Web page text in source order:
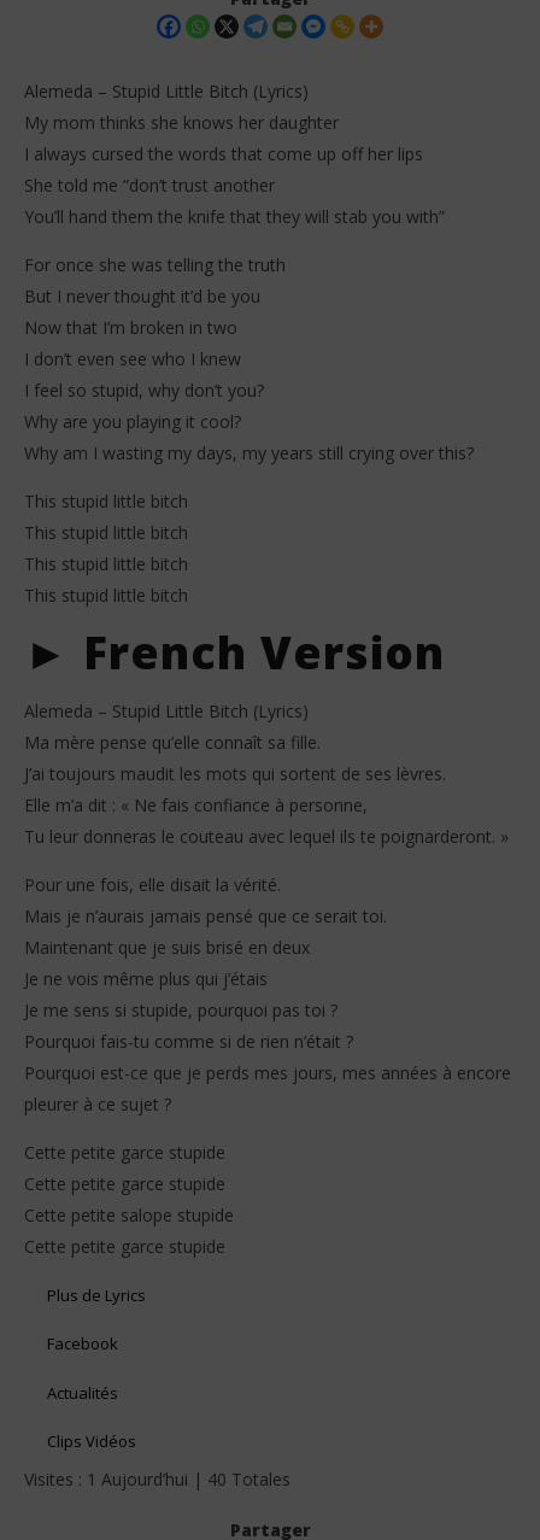
NOW VIEWING
Alemeda – Stupid Little Bitch (Lyrics)
7
janvier
2026
Stone
Alemeda – Stupid Little Bitch (Lyrics)
My mom thinks she knows her daughter
I always cursed the words that come up off her lips
She told me “don’t trust another
You’ll hand them the knife that they will stab you with”
For once she was telling the truth
But I never thought it’d be you
Now that I’m broken in two
I don’t even see who I knew
I feel so stupid, why don’t you?
Why are you playing it cool?
Why am I wasting my days, my years still crying over this?
This stupid little bitch
This stupid little bitch
This stupid little bitch
This stupid little bitch
► French Version
Alemeda – Stupid Little Bitch (Lyrics)
Ma mère pense qu’elle connaît sa fille.
J’ai toujours maudit les mots qui sortent de ses lèvres.
Elle m’a dit : « Ne fais confiance à personne,
Tu leur donneras le couteau avec lequel ils te poignarderont. »
Pour une fois, elle disait la vérité.
Mais je n’aurais jamais pensé que ce serait toi.
Maintenant que je suis brisé en deux
Je ne vois même plus qui j’étais
Je me sens si stupide, pourquoi pas toi ?
Pourquoi fais-tu comme si de rien n’était ?
Pourquoi est-ce que je perds mes jours, mes années à encore
pleurer à ce sujet ?
Cette petite garce stupide
Cette petite garce stupide
Cette petite salope stupide
Cette petite garce stupide
Plus de Lyrics
Facebook
Actualités
Clips Vidéos
Visites : 1 Aujourd’hui | 40 Totales
Partager